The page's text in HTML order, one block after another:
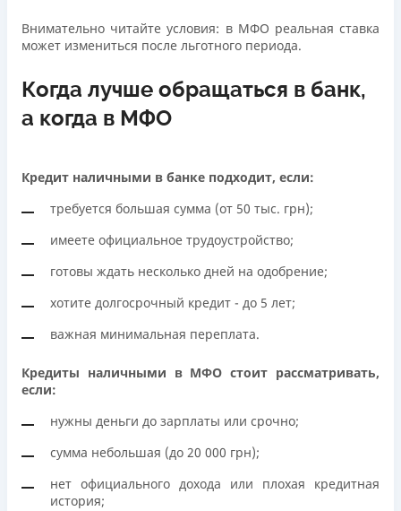
Внимательно читайте условия: в МФО реальная ставка
может измениться после льготного периода.
Когда лучше обращаться в банк,
а когда в МФО
Кредит наличными в банке подходит, если:
требуется большая сумма (от 50 тыс. грн);
имеете официальное трудоустройство;
готовы ждать несколько дней на одобрение;
хотите долгосрочный кредит - до 5 лет;
важная минимальная переплата.
Кредиты наличными в МФО стоит рассматривать,
если:
нужны деньги до зарплаты или срочно;
сумма небольшая (до 20 000 грн);
нет официального дохода или плохая кредитная
история;